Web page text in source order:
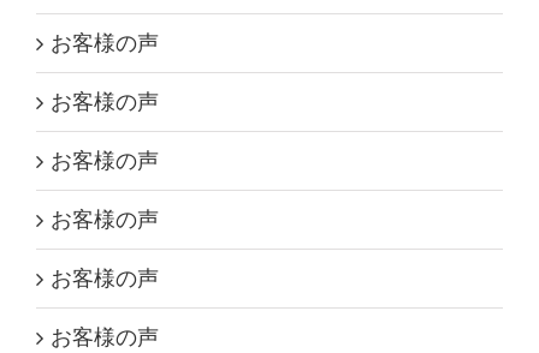
お客様の声
お客様の声
お客様の声
お客様の声
お客様の声
お客様の声